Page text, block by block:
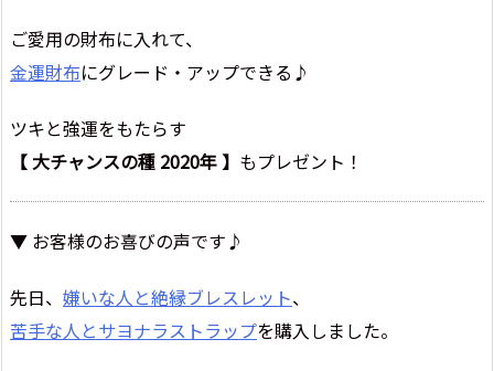
ご愛用の財布に入れて、
金運財布にグレード・アップできる♪
ツキと強運をもたらす
【 大チャンスの種 2020年 】 もプレゼント！
▼ お客様のお喜びの声です♪
先日、 嫌いな人と絶縁ブレスレット、
苦手な人とサヨナラストラップを購入しました。